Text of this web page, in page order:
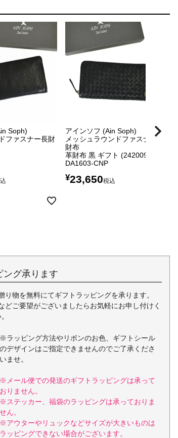
Soph)
ファスナー長財
アインソフ (Ain Soph)
メッシュラウンドファスナー長
財布
革財布 黒 ギフト (242009)
DA1603-CNP
¥23,650税込
ング承ります
物を無料にてギフトラッピングを承ります。
どご要望がございましたらお気軽にお申し付けく
※ラッピング方法やリボンのお色、ギフトシール
のデザインはご指定できませんのでご了承くださ
いませ。
※メール便での発送のギフトラッピングは承って
おりません。
※ステッカー、福袋のラッピングは承っておりま
せん。
※アウターやリュックなどサイズが大きいものは
ラッピングできない場合がございます。